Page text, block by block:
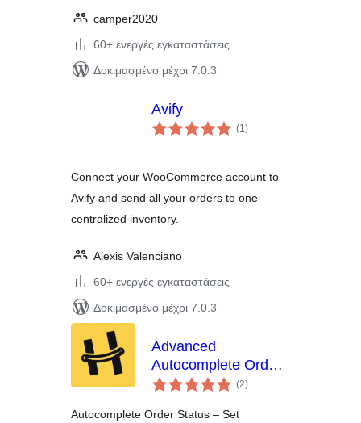
camper2020
60+ ενεργές εγκαταστάσεις
Δοκιμασμένο μέχρι 7.0.3
Avify
(1αξιολογήσεις
σύνολο
)
Connect your WooCommerce account to
Avify and send all your orders to one
centralized inventory.
Alexis Valenciano
60+ ενεργές εγκαταστάσεις
Δοκιμασμένο μέχρι 7.0.3
Advanced
Autocomplete Orders
for WooCommerce –
(2αξιολογήσεις
σύνολο
)
Autocomplete Order Status – Set